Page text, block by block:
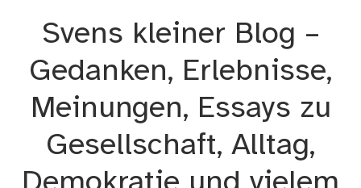
Svens kleiner Blog –
Gedanken, Erlebnisse,
Meinungen, Essays zu
Gesellschaft, Alltag,